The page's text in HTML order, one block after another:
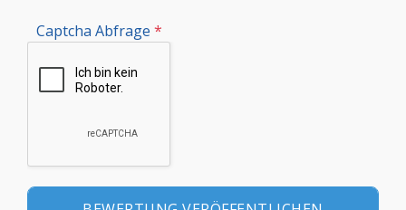
Captcha Abfrage *